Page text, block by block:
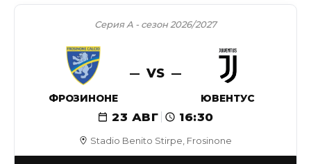
Stadio Benito Stirpe, Frosinone
Серия А - сезон 2026/2027
ФРОЗИНОНЕ
VS
ЮВЕНТУС
23 АВГ 16:30